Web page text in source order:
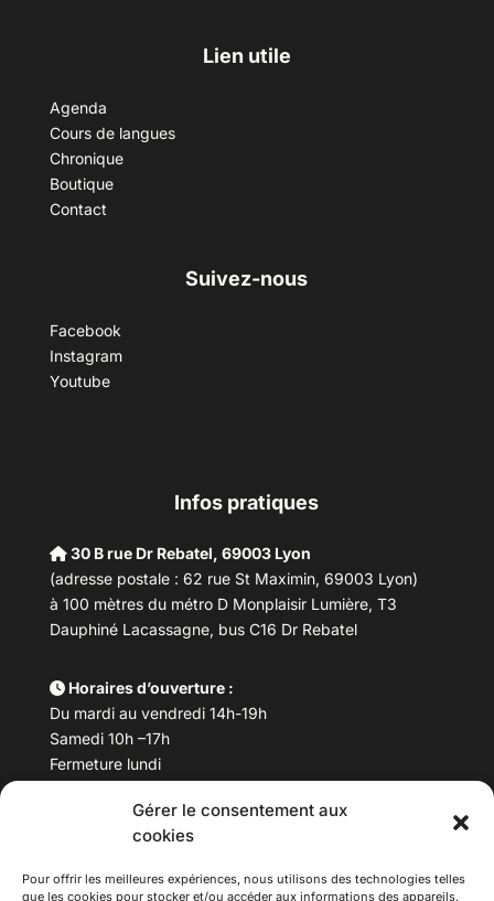
Gérer le consentement aux
cookies
Pour offrir les meilleures expériences, nous utilisons des technologies telles
que les cookies pour stocker et/ou accéder aux informations des appareils.
Lien utile
Agenda
Cours de langues
Chronique
Boutique
Contact
Suivez-nous
Facebook
Instagram
Youtube
Infos pratiques
30 B rue Dr Rebatel, 69003 Lyon
(adresse postale : 62 rue St Maximin, 69003 Lyon)
à 100 mètres du métro D Monplaisir Lumière, T3
Dauphiné Lacassagne, bus C16 Dr Rebatel
Horaires d’ouverture :
Du mardi au vendredi 14h-19h
Samedi 10h –17h
Fermeture lundi
Téléphone : 04 78 53 06 40
maisondesculturesasiatiques@asiexpo.com